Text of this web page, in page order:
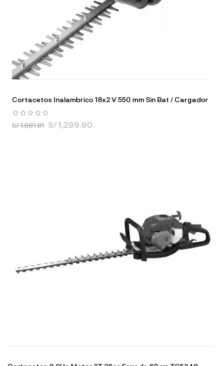
Cortacetos Inalambrico 18x2 V 550 mm Sin Bat / Cargador
S/ 1,681.81 S/ 1,299.90